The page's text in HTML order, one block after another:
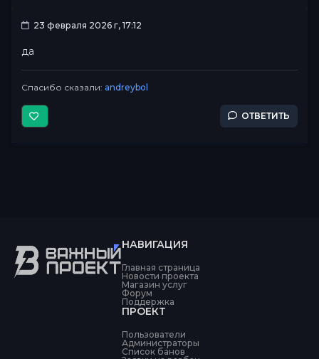
23 февраля 2026 г, 17:12
да
Спасибо сказали: andreybol
ОТВЕТИТЬ
НАВИГАЦИЯ
Главная страница
Новости проекта
Магазин услуг
Форум
Поддержка
ПРОЕКТ
Пользователи
Администраторы
Список банов